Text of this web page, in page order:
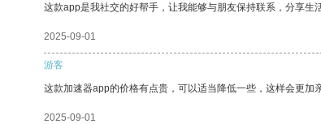
这款app是我社交的好帮手，让我能够与朋友保持联系，分享生
2025-09-01
游客
这款加速器app的价格有点贵，可以适当降低一些，这样会更加亲
2025-09-01